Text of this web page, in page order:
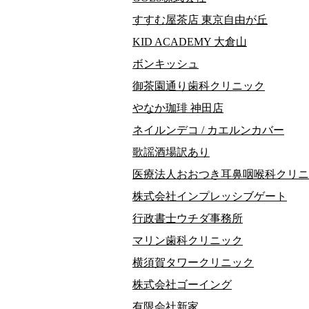
すすむ屋茶店 東京自由が丘
KID ACADEMY 大倉山
ボンキッシュ
御茶園通り歯科クリニック
やなか珈琲 神田店
ネイルンデコ / カエルンカバー
歌謡酒場訳あり
医療法人おおつき耳鼻咽喉科クリ
株式会社インプレッシブゲート
行政書士ウチダ事務所
マリン歯科クリニック
横須賀タワークリニック
株式会社ゴーイング
有限会社新家